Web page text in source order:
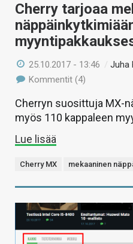
Cherry tarjoaa
25.10.2017 - 13:46 /Juha
Kommentit (4)
Cherryn suosittuja MX-
myös 110 kappaleen
Lue lisää
Cherry MX mekaaninen